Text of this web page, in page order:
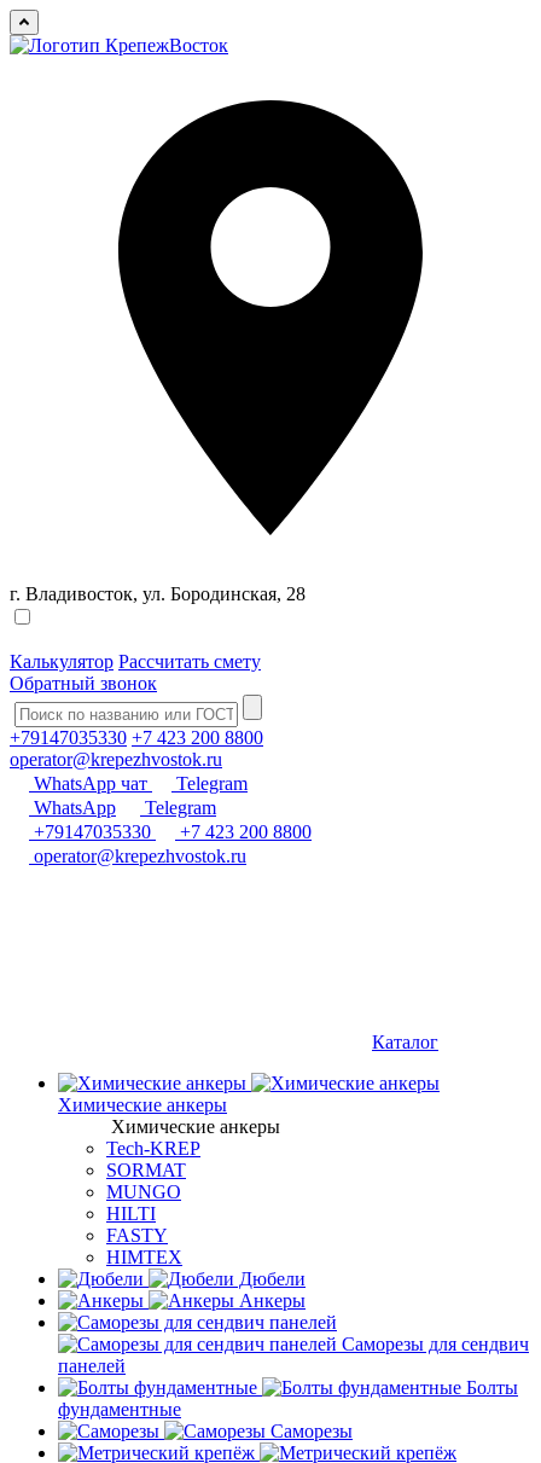
г. Владивосток, ул. Бородинская, 28
Калькулятор Рассчитать смету
Обратный звонок
+79147035330 +7 423 200 8800
operator@krepezhvostok.ru
WhatsApp чат
Telegram
WhatsApp
Telegram
+79147035330
+7 423 200 8800
operator@krepezhvostok.ru
Каталог
Химические анкеры
Химические анкеры
Tech-KREP
SORMAT
MUNGO
HILTI
FASTY
HIMTEX
Дюбели
Анкеры
Саморезы для сендвич
панелей
Болты
фундаментные
Саморезы